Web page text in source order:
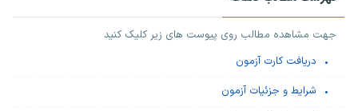
جهت مشاهده مطالب روی پیوست های زیر کلیک کنید
دریافت کارت آزمون
شرایط و جزئیات آزمون